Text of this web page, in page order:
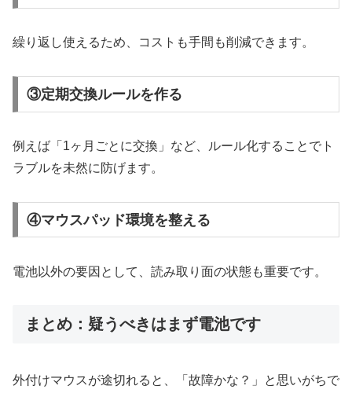
繰り返し使えるため、コストも手間も削減できます。
③定期交換ルールを作る
例えば「1ヶ月ごとに交換」など、ルール化することでト
ラブルを未然に防げます。
④マウスパッド環境を整える
電池以外の要因として、読み取り面の状態も重要です。
まとめ：疑うべきはまず電池です
外付けマウスが途切れると、「故障かな？」と思いがちで